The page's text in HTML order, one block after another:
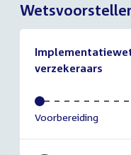
verzekeraars
Voltooid:
Voorbereiding